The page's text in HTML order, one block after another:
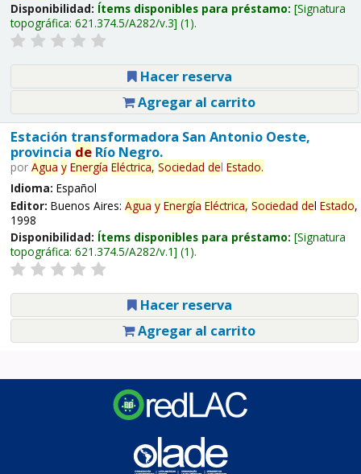
Disponibilidad: Ítems disponibles para préstamo: Signatura
topográfica: 621.374.5/A282/v.3 (1).
Hacer reserva
Agregar al carrito
Estación transformadora San Antonio Oeste,
provincia deRío Negro.
por Agua y Energía Eléctrica, Sociedad del Estado.
Idioma: Español
Editor: Buenos Aires: Agua y Energía Eléctrica, Sociedad del Estado,
1998
Disponibilidad: Ítems disponibles para préstamo: Signatura
topográfica: 621.374.5/A282/v.1 (1).
Hacer reserva
Agregar al carrito